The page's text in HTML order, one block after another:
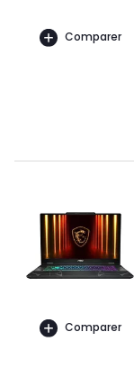
Comparer
Comparer